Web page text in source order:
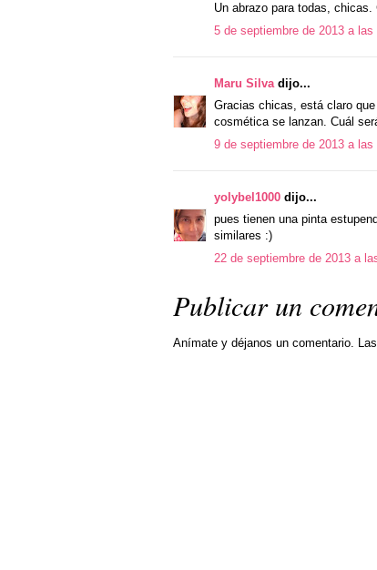
Un abrazo para todas, chicas.
5 de septiembre de 2013 a las
Maru Silva dijo...
Gracias chicas, está claro
cosmética se lanzan. Cuál
9 de septiembre de 2013 a las
yolybel1000 dijo...
pues tienen una pinta
similares :)
22 de septiembre de 2013 a
Publicar un
Anímate y déjanos un comentario.